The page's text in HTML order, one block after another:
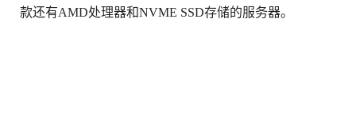
款还有AMD处理器和NVME SSD存储的服务器。